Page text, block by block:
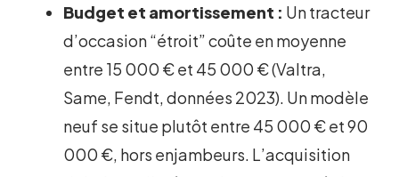
Budget et amortissement : Un tracteur
d’occasion “étroit” coûte en moyenne
entre 15 000 € et 45 000 € (Valtra,
Same, Fendt, données 2023). Un modèle
neuf se situe plutôt entre 45 000 € et 90
000 €, hors enjambeurs. L’acquisition